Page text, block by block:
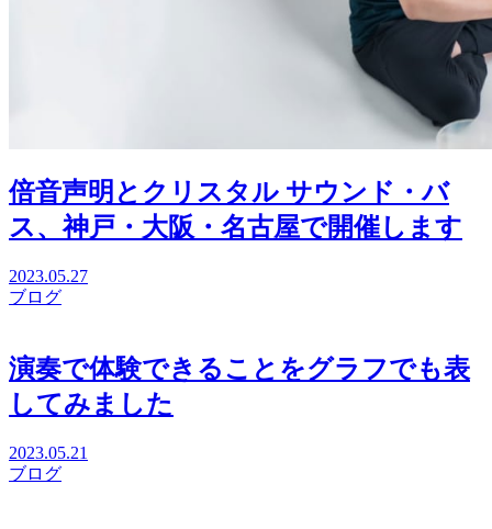
倍音声明とクリスタル サウンド・バ
ス、神戸・大阪・名古屋で開催します
2023.05.27
ブログ
演奏で体験できることをグラフでも表
してみました
2023.05.21
ブログ